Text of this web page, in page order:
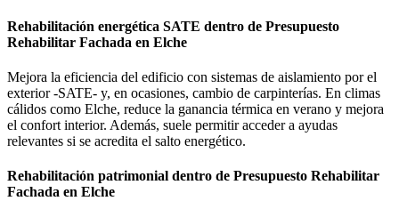
Rehabilitación energética SATE dentro de Presupuesto
Rehabilitar Fachada en Elche
Mejora la eficiencia del edificio con sistemas de aislamiento por el
exterior -SATE- y, en ocasiones, cambio de carpinterías. En climas
cálidos como Elche, reduce la ganancia térmica en verano y mejora
el confort interior. Además, suele permitir acceder a ayudas
relevantes si se acredita el salto energético.
Rehabilitación patrimonial dentro de Presupuesto Rehabilitar
Fachada en Elche